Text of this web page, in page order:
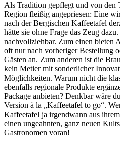
Als Tradition gepflegt und von den
Region fleißig angepriesen: Eine
nach der Bergischen Kaffeetafel
hätte sie ohne Frage das Zeug
nachvollziehbar. Zum einen bieten
oft nur nach vorheriger Bestellung
Gästen an. Zum anderen ist die
kein Metier mit sonderlicher
Möglichkeiten. Warum nicht die
ebenfalls regionale Produkte
Package anbieten? Denkbar wäre
Version à la „Kaffeetafel to go“.
Kaffeetafel ja irgendwann aus
einen ungeahnten, ganz neuen
Gastronomen voran!